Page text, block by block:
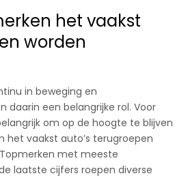
het vaakst
worden
in beweging en
daarin een belangrijke rol. Voor
om op de hoogte te blijven
het vaakst auto’s terugroepen
met meeste
laatste cijfers roepen diverse